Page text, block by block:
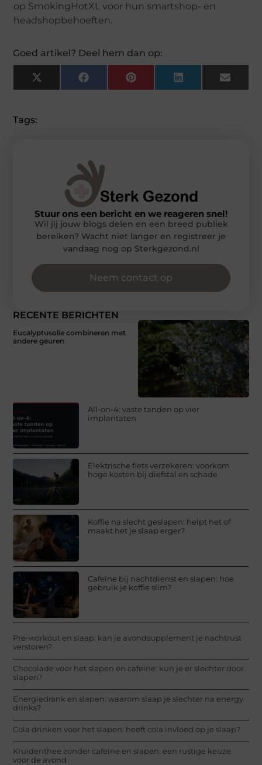
op SmokingHotXL voor hun smartshop- en
headshopbehoeften.
Goed artikel? Deel hem dan op:
X
(Twitter)
FacebookPinterestLinkedInEmail
Tags:
RECENTE BERICHTEN
Eucalyptusolie combineren met
andere geuren
All-on-4: vaste tanden op vier
implantaten
Elektrische fiets verzekeren: voorkom
hoge kosten bij diefstal en schade
Koffie na slecht geslapen: helpt het of
maakt het je slaap erger?
Cafeïne bij nachtdienst en slapen: hoe
gebruik je koffie slim?
Pre-workout en slaap: kan je avondsupplement je nachtrust
verstoren?
Chocolade voor het slapen en cafeïne: kun je er slechter door
slapen?
Energiedrank en slapen: waarom slaap je slechter na energy
drinks?
Cola drinken voor het slapen: heeft cola invloed op je slaap?
Kruidenthee zonder cafeïne en slapen: een rustige keuze
voor de avond
Stuur ons een bericht en we reageren snel!
Wil jij jouw blogs delen en een breed publiek
bereiken? Wacht niet langer en registreer je
vandaag nog op Sterkgezond.nl
Neem contact op